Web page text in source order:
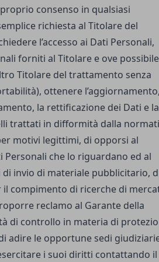
consenso in qualsiasi
richiesta al Titolare del
l’accesso ai Dati Personali,
forniti al Titolare e ove possibile
Titolare del trattamento senza
ottenere
la rettificazione dei Dati e la
trattati in difformità dalla
motivi legittimi, di opporsi al
Personali che lo riguardano ed al
invio di materiale pubblicitario,
compimento di ricerche di
reclamo al Garante della
di controllo in materia di
adire le opportune sedi
i suoi diritti contattando il